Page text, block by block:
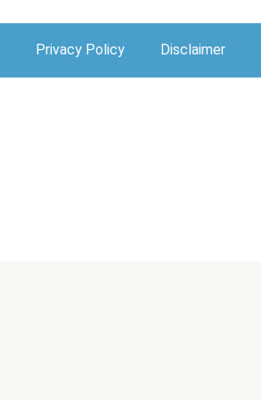
Privacy Policy Disclaimer